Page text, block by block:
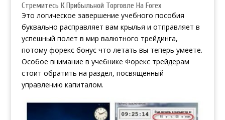
Стремитесь К Прибыльной Торговле На Forex
Это логическое завершение учебного пособия
буквально расправляет вам крылья и отправляет в
успешный полет в мир валютного трейдинга,
потому форекс бонусчто летать вы теперь умеете.
Особое внимание в учебнике Форекс трейдерам
стоит обратить на раздел, посвященный
управлению капиталом.